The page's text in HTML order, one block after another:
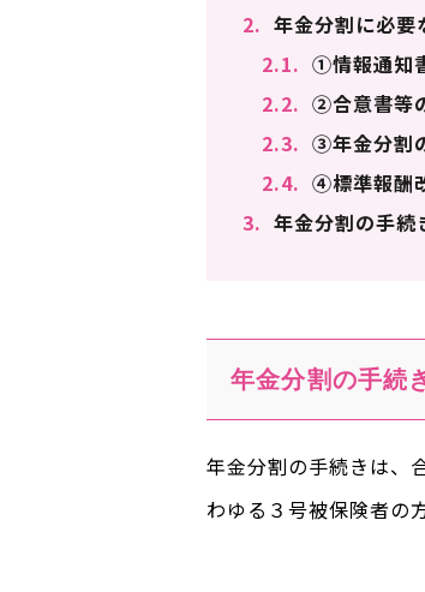
2. 年金分割に必要
2.1. ①情報通知
2.2. ②合意書等
2.3. ③年金分割
2.4. ④標準報酬
3. 年金分割の手続
年金分割の手続
年金分割の手続きは、
わゆる３号被保険者の